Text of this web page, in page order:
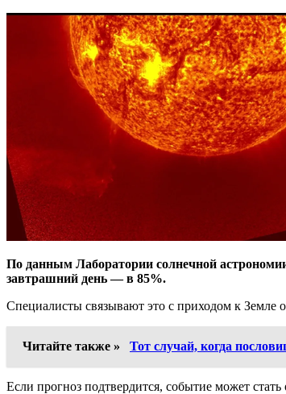
По данным Лаборатории солнечной
завтрашний день — в 85%.
Специалисты связывают это с приходом к Земле
Читайте также » Тот случай, когда
Если прогноз подтвердится, событие может